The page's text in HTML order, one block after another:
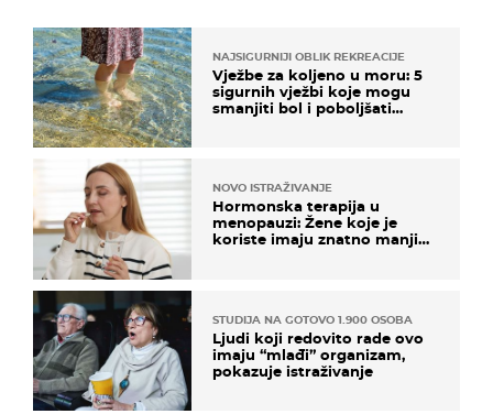
NAJSIGURNIJI OBLIK REKREACIJE
Vježbe za koljeno u moru: 5
sigurnih vježbi koje mogu
smanjiti bol i poboljšati
NOVO ISTRAŽIVANJE
Hormonska terapija u
menopauzi: Žene koje je
koriste imaju znatno manji
STUDIJA NA GOTOVO 1.900 OSOBA
Ljudi koji redovito rade ovo
imaju “mlađi” organizam,
pokazuje istraživanje